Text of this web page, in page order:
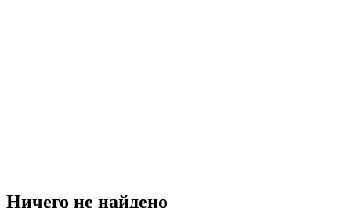
Ничего не найдено